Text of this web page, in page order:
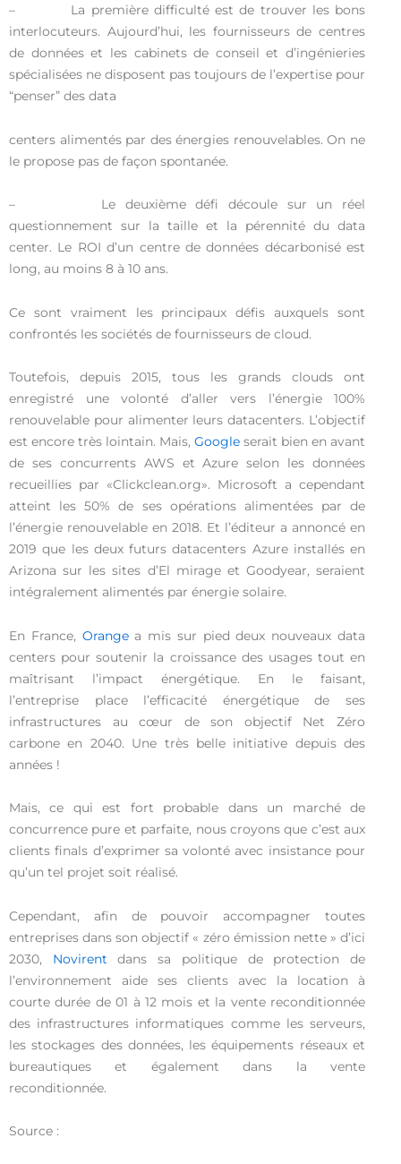
– La première difficulté est de trouver les bons
interlocuteurs. Aujourd’hui, les fournisseurs de centres
de données et les cabinets de conseil et d’ingénieries
spécialisées ne disposent pas toujours de l’expertise pour
“penser” des data
centers alimentés par des énergies renouvelables. On ne
le propose pas de façon spontanée.
– Le deuxième défi découle sur un réel
questionnement sur la taille et la pérennité du data
center. Le ROI d’un centre de données décarbonisé est
long, au moins 8 à 10 ans.
Ce sont vraiment les principaux défis auxquels sont
confrontés les sociétés de fournisseurs de cloud.
Toutefois, depuis 2015, tous les grands clouds ont
enregistré une volonté d’aller vers l’énergie 100%
renouvelable pour alimenter leurs datacenters. L’objectif
est encore très lointain. Mais, Google serait bien en avant
de ses concurrents AWS et Azure selon les données
recueillies par «Clickclean.org». Microsoft a cependant
atteint les 50% de ses opérations alimentées par de
l’énergie renouvelable en 2018. Et l’éditeur a annoncé en
2019 que les deux futurs datacenters Azure installés en
Arizona sur les sites d’El mirage et Goodyear, seraient
intégralement alimentés par énergie solaire.
En France, Orangea mis sur pied deux nouveaux data
centers pour soutenir la croissance des usages tout en
maîtrisant l’impact énergétique. En le faisant,
l’entreprise place l’efficacité énergétique de ses
infrastructures au cœur de son objectif Net Zéro
carbone en 2040. Une très belle initiative depuis des
années !
Mais, ce qui est fort probable dans un marché de
concurrence pure et parfaite, nous croyons que c’est aux
clients finals d’exprimer sa volonté avec insistance pour
qu’un tel projet soit réalisé.
Cependant, afin de pouvoir accompagner toutes
entreprises dans son objectif « zéro émission nette » d’ici
2030, Novirent dans sa politique de protection de
l’environnement aide ses clients avec la location à
courte durée de 01 à 12 mois et la vente reconditionnée
des infrastructures informatiques comme les serveurs,
les stockages des données, les équipements réseaux et
bureautiques et également dans la vente
reconditionnée.
Source :